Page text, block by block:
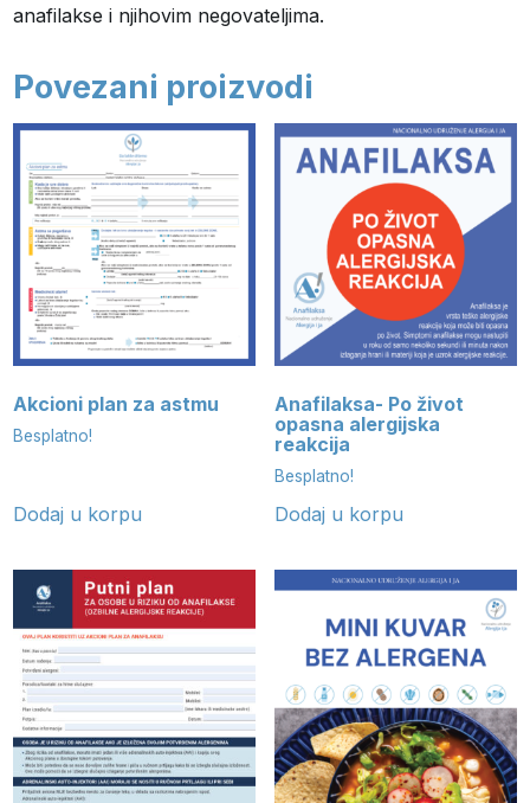
anafilakse i njihovim negovateljima.
Povezani proizvodi
Akcioni plan za astmu
Besplatno!
Dodaj u korpu
Anafilaksa- Po život
opasna alergijska
reakcija
Besplatno!
Dodaj u korpu